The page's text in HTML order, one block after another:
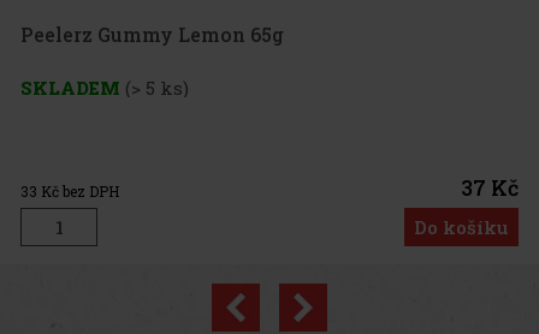
Gummy Lemon 65g
(> 5 ks)
DPH
Do košíku
Previous